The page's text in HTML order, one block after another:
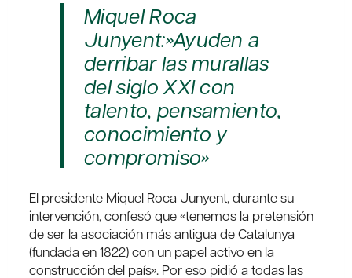
Miquel Roca
Junyent:»Ayuden a
derribar las murallas
del siglo XXI con
talento, pensamiento,
conocimiento y
compromiso»
El presidente Miquel Roca Junyent, durante su
intervención, confesó que «tenemos la pretensión
de ser la asociación más antigua de Catalunya
(fundada en 1822) con un papel activo en la
construcción del país». Por eso pidió a todas las